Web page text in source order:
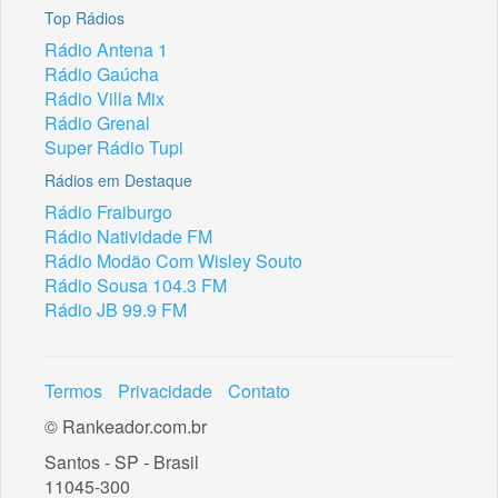
Top Rádios
Rádio Antena 1
Rádio Gaúcha
Rádio Villa Mix
Rádio Grenal
Super Rádio Tupi
Rádios em Destaque
Rádio Fraiburgo
Rádio Natividade FM
Rádio Modão Com Wisley Souto
Rádio Sousa 104.3 FM
Rádio JB 99.9 FM
Termos Privacidade
Contato
© Rankeador.com.br
Santos - SP - Brasil
11045-300